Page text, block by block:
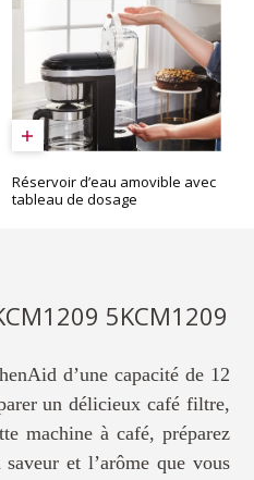
Réservoir d’eau amovible avec
tableau de dosage
5KCM1209
d’une capacité de 12
un délicieux café filtre,
machine à café, préparez
et l’arôme que vous